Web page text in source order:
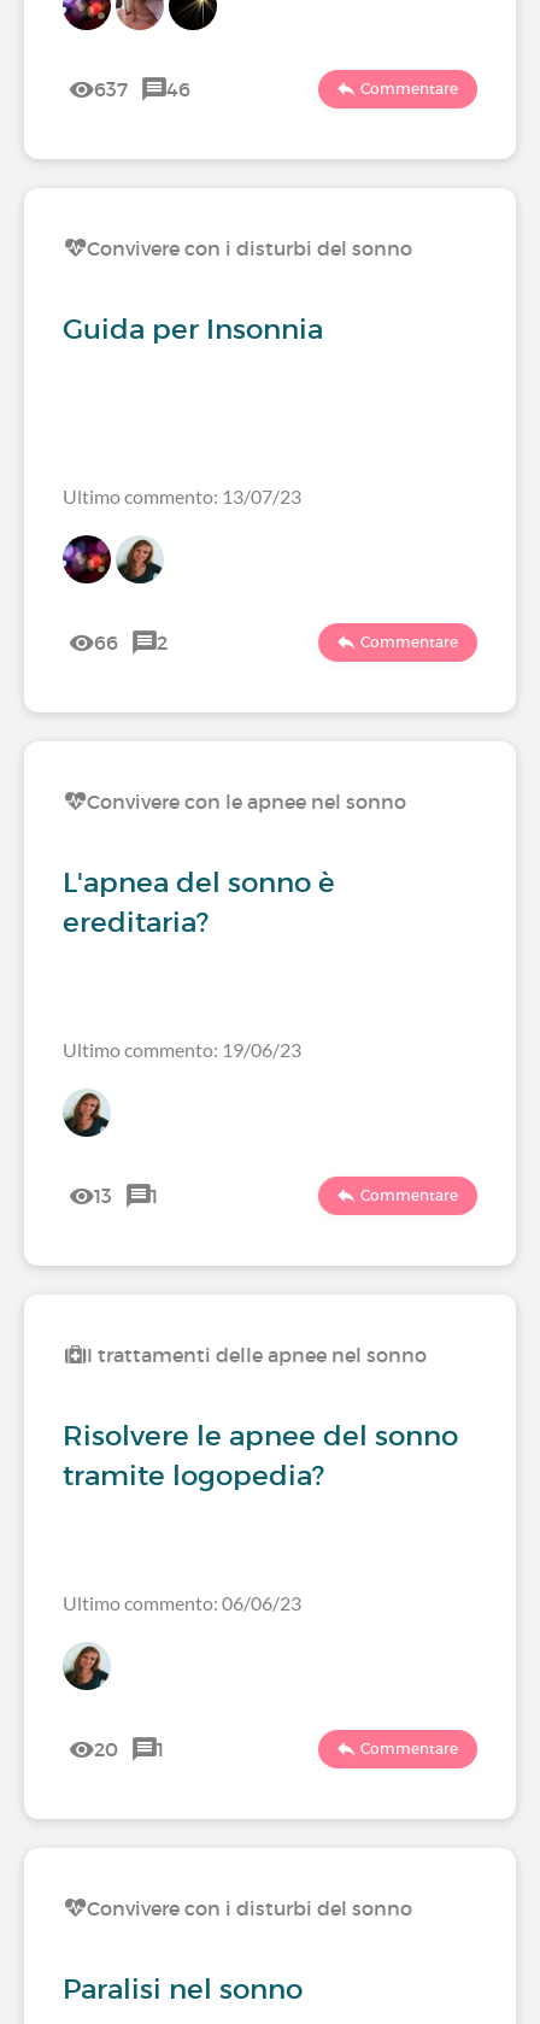
637 46 Commentare
Convivere con i disturbi del sonno
Guida per Insonnia
Ultimo commento: 13/07/23
66 2 Commentare
Convivere con le apnee nel sonno
L'apnea del sonno è
ereditaria?
Ultimo commento: 19/06/23
13 1 Commentare
I trattamenti delle apnee nel sonno
Risolvere le apnee del sonno
tramite logopedia?
Ultimo commento: 06/06/23
20 1 Commentare
Convivere con i disturbi del sonno
Paralisi nel sonno